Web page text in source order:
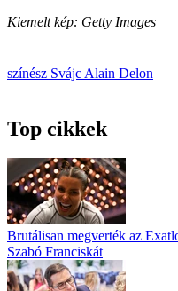
Kiemelt kép: Getty Images
színész Svájc Alain Delon
Top cikkek
Brutálisan megverték az
Szabó Franciskát